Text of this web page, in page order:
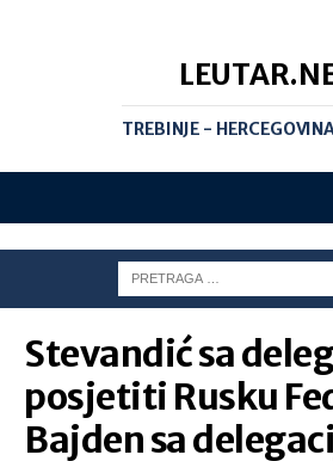
TREBINJE -
Stevandić sa
posjetiti Rusku
Bajden sa